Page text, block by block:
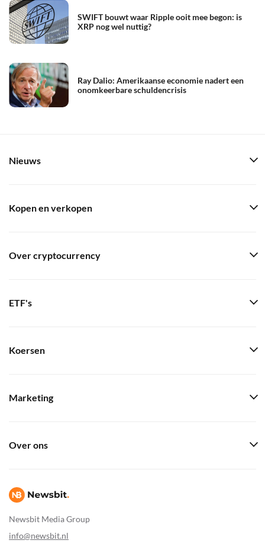
SWIFT bouwt waar Ripple ooit mee begon: is
XRP nog wel nuttig?
Ray Dalio: Amerikaanse economie nadert een
onomkeerbare schuldencrisis
Newsbit Media Group
info@newsbit.nl
Nieuws
Kopen en verkopen
Over cryptocurrency
ETF's
Koersen
Marketing
Over ons